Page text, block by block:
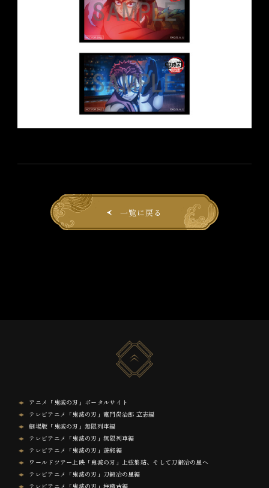
一覧に戻る
アニメ「鬼滅の刃」ポータルサイト
テレビアニメ「鬼滅の刃」竈門炭治郎 立志編
劇場版「鬼滅の刃」無限列車編
テレビアニメ「鬼滅の刃」無限列車編
テレビアニメ「鬼滅の刃」遊郭編
ワールドツアー上映「鬼滅の刃」上弦集結、そして刀鍛冶の里へ
テレビアニメ「鬼滅の刃」刀鍛冶の里編
テレビアニメ「鬼滅の刃」柱稽古編